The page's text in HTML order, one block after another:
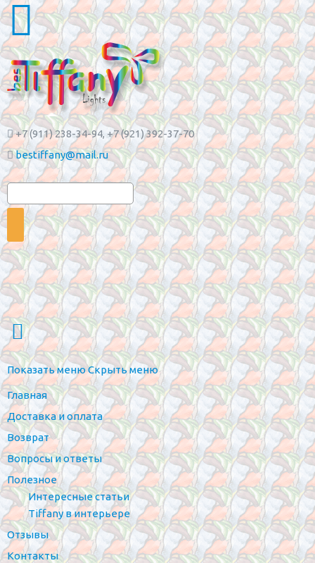
+7 (911) 238-34-94, +7 (921) 392-37-70
bestiffany@mail.ru
Показать менюСкрыть меню
Главная
Доставка и оплата
Возврат
Вопросы и ответы
Полезное
Интересные статьи
Tiffany в интерьере
Отзывы
Контакты